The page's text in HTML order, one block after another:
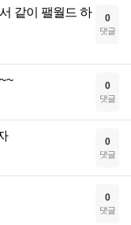
같이 팰월드 하
0
댓글
0
댓글
0
댓글
0
댓글